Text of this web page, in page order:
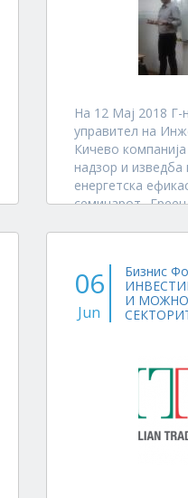
На 12 Мај 2018
управител на
Кичево
надзор и изведба
енергетска
семинарот
06
Jun
Бизнис
И